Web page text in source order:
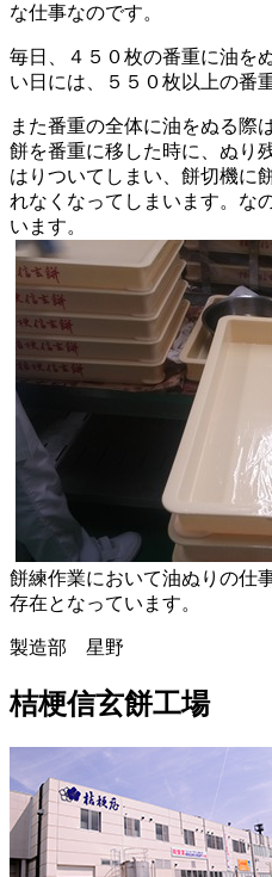
な仕事なのです。
毎日、４５０枚の番重に油を
い日には、５５０枚以上の番
また番重の全体に油をぬる際
餅を番重に移した時に、ぬり
はりついてしまい、餅切機に
れなくなってしまいます。な
います。
餅練作業において油ぬりの仕
存在となっています。
製造部 星野
桔梗信玄餅工場